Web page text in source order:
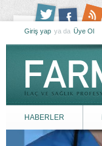
Giriş yap ya da Üye Ol
HABERLER